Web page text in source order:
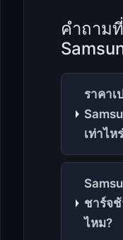
คำถาม
ราคา
เท่าไห
ชาร์จ
ไหม?